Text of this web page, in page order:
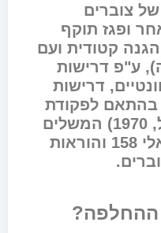
צוברים
ופגז תוקף
ללא הגנה קטודית ועם
עד 25 שנה), ע"פ דרישות
דרישות
בהתאם לפקודת
הבטיחות בעבודה (תש"ל, 1970) המשלים
את הוראות התקן הישראלי 158 והוראות
ההחלפה?